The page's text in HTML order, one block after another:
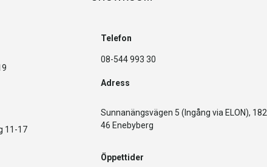
11-17
Telefon
08-544 993 30
Adress
Sunnanängsvägen 5 (Ingång via ELON), 182
46 Enebyberg
Öppettider